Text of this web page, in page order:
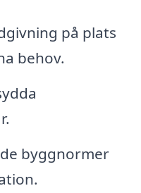
på plats
behov.
byggnormer